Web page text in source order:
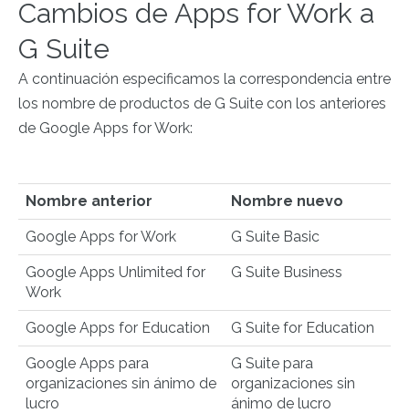
Cambios de Apps for Work a
G Suite
A continuación especificamos la correspondencia entre
los nombre de productos de G Suite con los anteriores
de Google Apps for Work:
Nombre anterior Nombre nuevo
Google Apps for Work G Suite Basic
Google Apps Unlimited for
Work
G Suite Business
Google Apps for Education G Suite for Education
Google Apps para
organizaciones sin ánimo de
lucro
G Suite para
organizaciones sin
ánimo de lucro